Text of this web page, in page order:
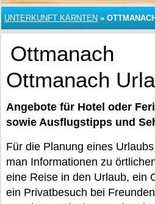
UNTERKUNFT KÄRNTEN » OTTMANACH
Ottmanach
Ottmanach
Angebote für Hotel oder
sowie Ausflugstipps und
Für die Planung eines
man Informationen zu
eine Reise in den Urlaub, ein
ein Privatbesuch bei